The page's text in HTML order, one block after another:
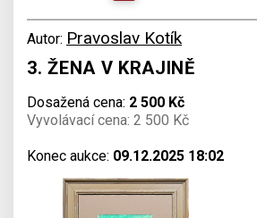
Autor: Pravoslav Kotík
3. ŽENA V KRAJINĚ
Dosažená cena: 2 500 Kč
Vyvolávací cena: 2 500 Kč
Konec aukce: 09.12.2025 18:02